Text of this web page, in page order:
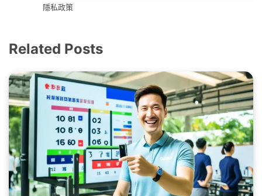
隱私政策
Related Posts